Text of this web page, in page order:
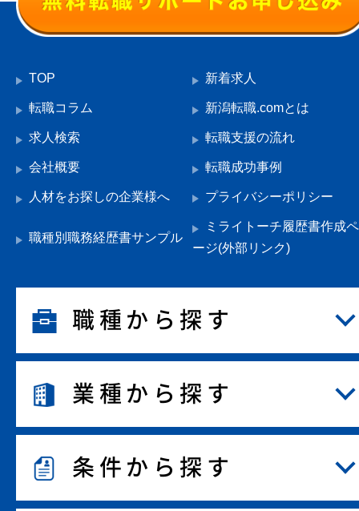
TOP 新着求人
転職コラム 新潟転職.comとは
求人検索 転職支援の流れ
会社概要 転職成功事例
人材をお探しの企業様へ プライバシーポリシー
職種別職務経歴書サンプル
ミライトーチ履歴書作成ペ
ージ(外部リンク)
職種から探す
業種から探す
条件から探す